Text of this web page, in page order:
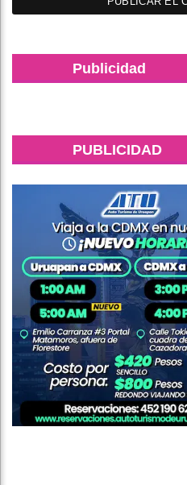
Publicidad
PUBLICIDAD